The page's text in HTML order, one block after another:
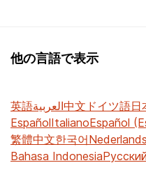
他の言語で表示
英語العربية中文 ドイツ語日
EspañolItalianoEspañol
繁體中文한국어
Bahasa IndonesiaРусский